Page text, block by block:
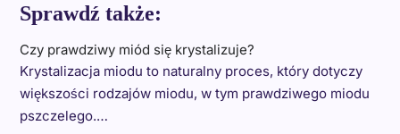
Sprawdź także:
Czy prawdziwy miód się krystalizuje?
Krystalizacja miodu to naturalny proces, który dotyczy
większości rodzajów miodu, w tym prawdziwego miodu
pszczelego.…